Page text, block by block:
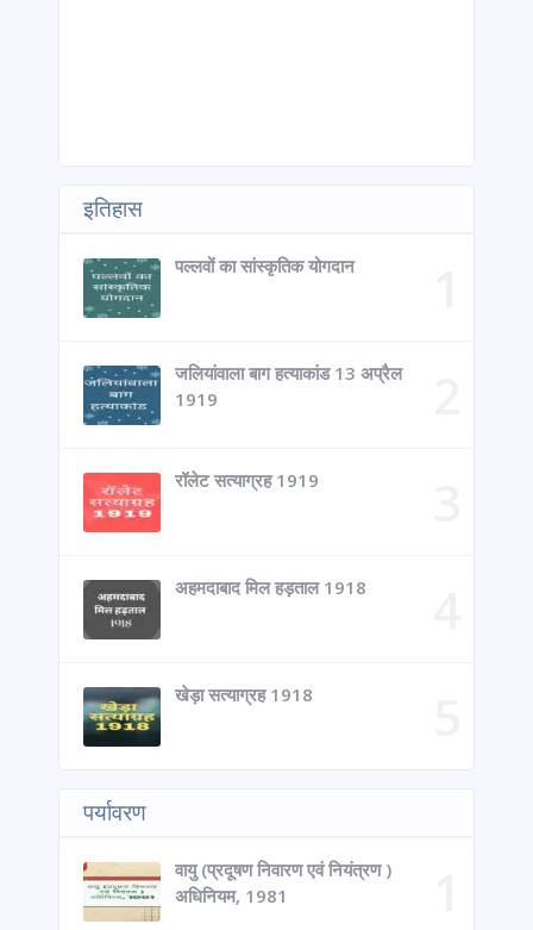
इतिहास
पल्लवों का सांस्कृतिक योगदान
जलियांवाला बाग हत्याकांड 13 अप्रैल
1919
रॉलेट सत्याग्रह 1919
अहमदाबाद मिल हड़ताल 1918
खेड़ा सत्याग्रह 1918
पर्यावरण
वायु (प्रदूषण निवारण एवं नियंत्रण )
अधिनियम, 1981